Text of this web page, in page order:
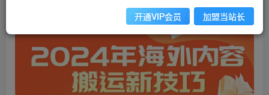
开通VIP会员 加盟当站长